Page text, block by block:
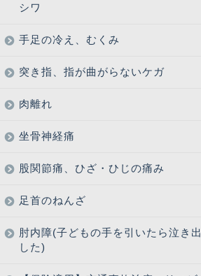
シワ
手足の冷え、むくみ
突き指、指が曲がらないケガ
肉離れ
坐骨神経痛
股関節痛、ひざ・ひじの痛み
足首のねんざ
肘内障(子どもの手を引いたら泣き出
した)